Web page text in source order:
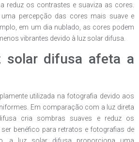
reduz os contrastes e suaviza as cores.
percepção das cores mais suave e
em um dia nublado, as cores podem
vibrantes devido à luz solar difusa.
solar difusa afeta a
utilizada na fotografia devido aos
Em comparação com a luz direta
cria sombras suaves e reduz os
benéfico para retratos e fotografias de